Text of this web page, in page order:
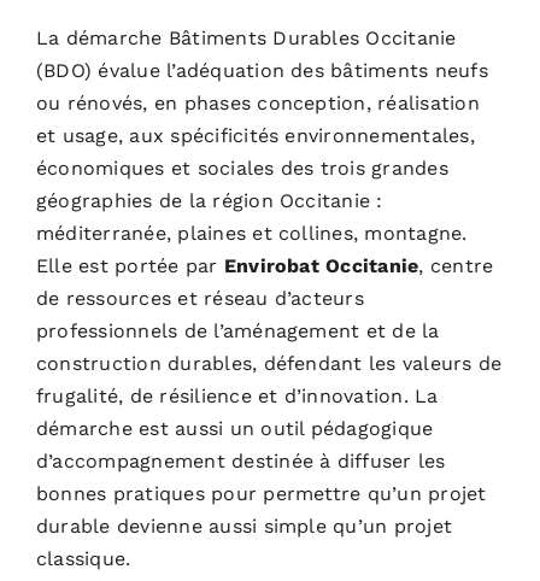
La démarche Bâtiments Durables Occitanie
(BDO) évalue l’adéquation des bâtiments neufs
ou rénovés, en phases conception, réalisation
et usage, aux spécificités environnementales,
économiques et sociales des trois grandes
géographies de la région Occitanie :
méditerranée, plaines et collines, montagne.
Elle est portée par Envirobat Occitanie, centre
de ressources et réseau d’acteurs
professionnels de l’aménagement et de la
construction durables, défendant les valeurs de
frugalité, de résilience et d’innovation. La
démarche est aussi un outil pédagogique
d’accompagnement destinée à diffuser les
bonnes pratiques pour permettre qu’un projet
durable devienne aussi simple qu’un projet
classique.